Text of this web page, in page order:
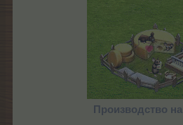
Производство